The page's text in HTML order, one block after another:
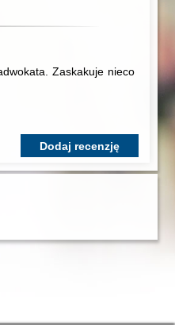
Zaskakuje nieco
Dodaj recenzję